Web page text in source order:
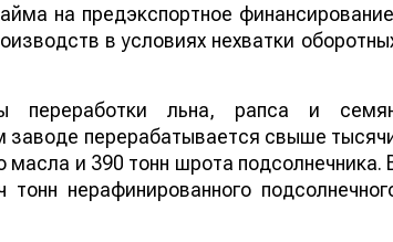
на предэкспортное
в условиях нехватки
переработки льна, рапса и
заводе перерабатывается свыше
масла и 390 тонн шрота подсолнечника.
нерафинированного